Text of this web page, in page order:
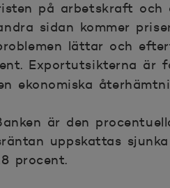
på arbetskraft
sidan kommer
lättar och
Exportutsikterna är
ekonomiska
är den
uppskattas
procent.